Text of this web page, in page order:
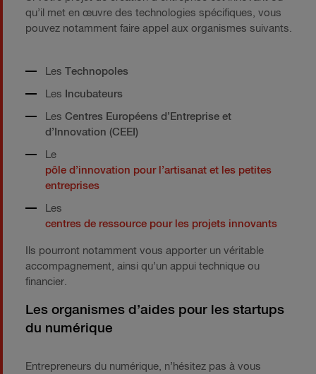
qu’il met en œuvre des technologies spécifiques, vous
pouvez notamment faire appel aux organismes suivants.
Les Technopoles
Les Incubateurs
Les Centres Européens d’Entreprise et
d’Innovation (CEEI)
Le
pôle d’innovation pour l’artisanat et les petites
entreprises
Les
centres de ressource pour les projets innovants
Ils pourront notamment vous apporter un véritable
accompagnement, ainsi qu’un appui technique ou
financier.
Les organismes d’aides pour les startups
du numérique
Entrepreneurs du numérique, n’hésitez pas à vous